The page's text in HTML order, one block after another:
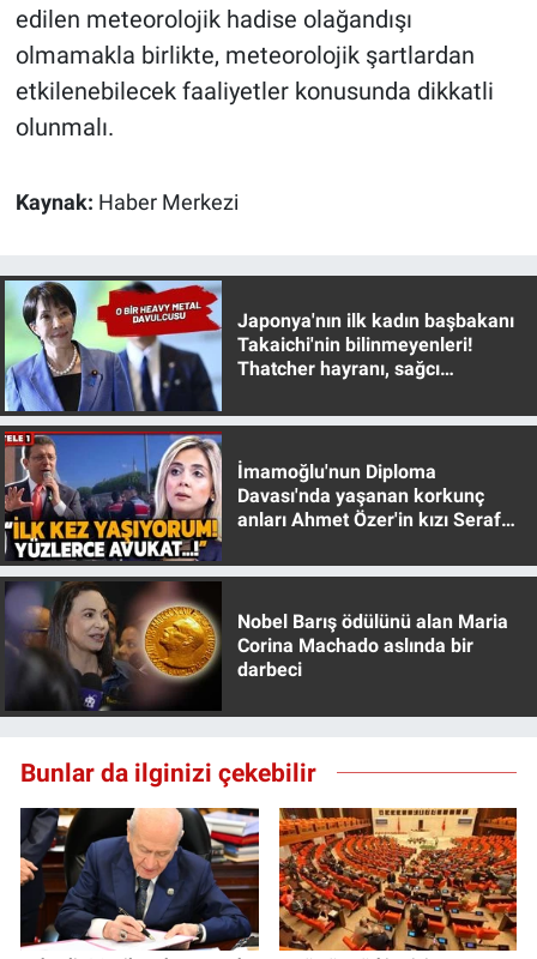
edilen meteorolojik hadise olağandışı
olmamakla birlikte, meteorolojik şartlardan
etkilenebilecek faaliyetler konusunda dikkatli
olunmalı.
Kaynak: Haber Merkezi
Japonya'nın ilk kadın başbakanı
Takaichi'nin bilinmeyenleri!
Thatcher hayranı, sağcı
İmamoğlu'nun Diploma
Davası'nda yaşanan korkunç
anları Ahmet Özer'in kızı Seraf
Nobel Barış ödülünü alan Maria
Corina Machado aslında bir
darbeci
Bunlar da ilginizi çekebilir
Programlar
Sağlık
Spor
Teknoloji
Türkiye'nin Gündemi
Yerel Gündem
Yerel Yaşam
Canlı Yayın